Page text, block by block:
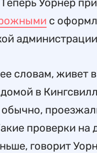
Уорнер
с
словам, живет
в
проверки на
говорит